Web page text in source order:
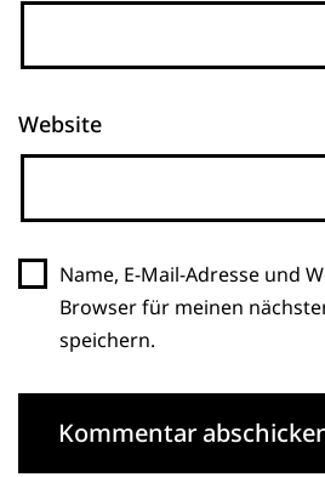
Website
Name, E-Mail-Adresse und
Browser für meinen
speichern.